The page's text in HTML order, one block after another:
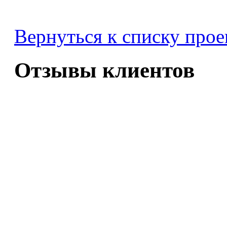
Вернуться к списку
Отзывы клиентов